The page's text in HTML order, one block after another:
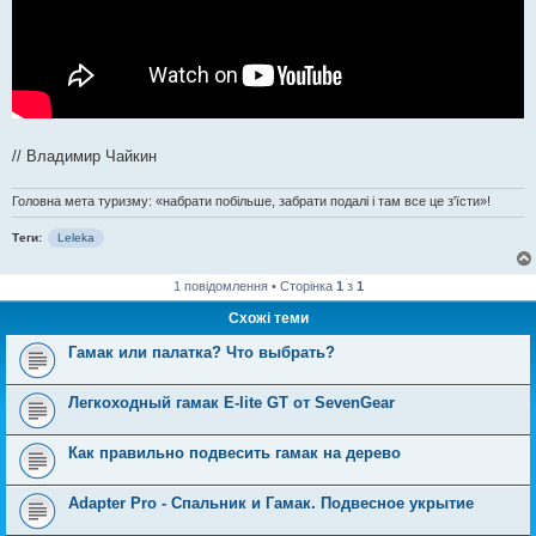
// Владимир Чайкин
Головна мета туризму: «набрати побільше, забрати подалі і там все це з'їсти»!
Теги: Leleka
1 повідомлення • Сторінка 1 з 1
Схожі теми
Гамак или палатка? Что выбрать?
Легкоходный гамак E-lite GT от SevenGear
Как правильно подвесить гамак на дерево
Adapter Pro - Спальник и Гамак. Подвесное укрытие